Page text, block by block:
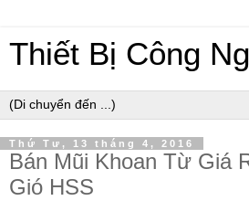
Thiết Bị Công
Thứ Tư, 13 tháng 4, 2016
Bán Mũi Khoan Từ Giá
Gió HSS